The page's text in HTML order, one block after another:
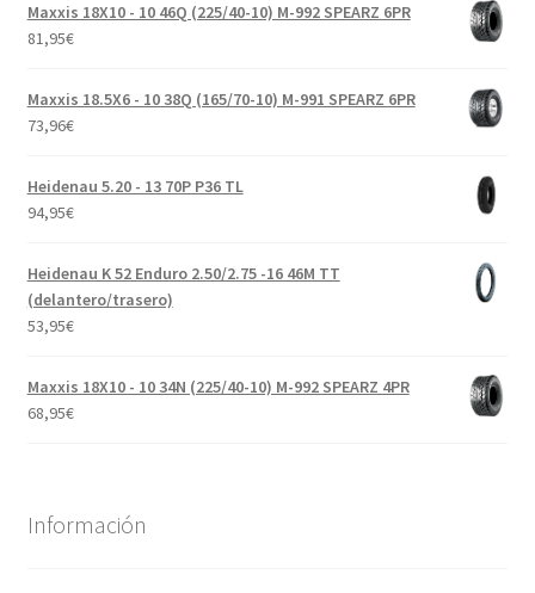
Maxxis 18X10 - 10 46Q (225/40-10) M-992 SPEARZ 6PR
81,95€
Maxxis 18.5X6 - 10 38Q (165/70-10) M-991 SPEARZ 6PR
73,96€
Heidenau 5.20 - 13 70P P36 TL
94,95€
Heidenau K 52 Enduro 2.50/2.75 -16 46M TT
(delantero/trasero)
53,95€
Maxxis 18X10 - 10 34N (225/40-10) M-992 SPEARZ 4PR
68,95€
Información